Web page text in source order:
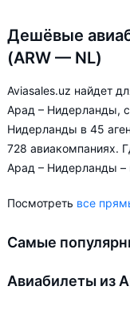
Дешёвые
(ARW — NL)
Aviasales.uz найдет
Арад – Нидерланды,
Нидерланды в 45
728 авиакомпаниях.
Арад – Нидерланды –
Посмотреть все
Самые
Авиабилеты из